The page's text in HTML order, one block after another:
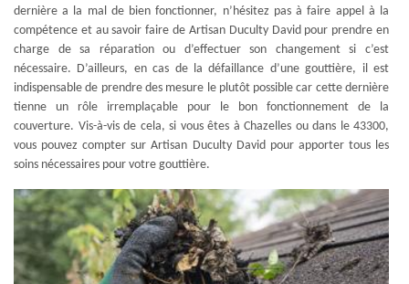
dernière a la mal de bien fonctionner, n’hésitez pas à faire appel à la
compétence et au savoir faire de Artisan Duculty David pour prendre en
charge de sa réparation ou d’effectuer son changement si c’est
nécessaire. D’ailleurs, en cas de la défaillance d’une gouttière, il est
indispensable de prendre des mesure le plutôt possible car cette dernière
tienne un rôle irremplaçable pour le bon fonctionnement de la
couverture. Vis-à-vis de cela, si vous êtes à Chazelles ou dans le 43300,
vous pouvez compter sur Artisan Duculty David pour apporter tous les
soins nécessaires pour votre gouttière.